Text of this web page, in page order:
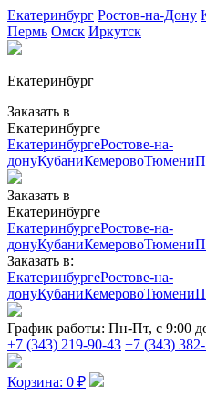
Екатеринбург Ростов-на-Дону
Пермь Омск Иркутск
Екатеринбург
Заказать в
Екатеринбурге
ЕкатеринбургеРостове-на-
донуКубаниКемеровоТюмени
Заказать в
Екатеринбурге
ЕкатеринбургеРостове-на-
донуКубаниКемеровоТюмени
Заказать в:
ЕкатеринбургеРостове-на-
донуКубаниКемеровоТюмени
График работы: Пн-Пт, с 9:00
+7 (343) 219-90-43 +7 (343)
Корзина: 0 ₽